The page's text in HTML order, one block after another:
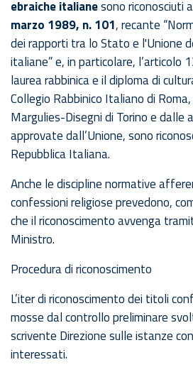
ebraiche italianesono riconosciuti
marzo 1989, n. 101, recante
dei rapporti tra lo Stato e l'Unione
italiane” e, in particolare, l’articolo
laurea rabbinica e il diploma di
Collegio Rabbinico Italiano di
Margulies-Disegni di Torino e dalle
approvate dall’Unione, sono
Repubblica Italiana.
Anche le discipline normative
confessioni religiose prevedono,
che il riconoscimento avvenga
Ministro.
Procedura di riconoscimento
L’iter di riconoscimento dei titoli
mosse dal controllo preliminare
scrivente Direzione sulle istanze
interessati.